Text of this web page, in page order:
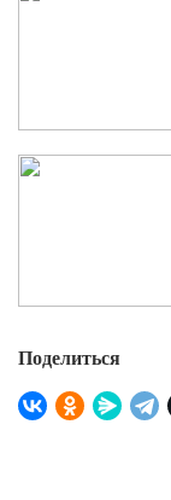
Поделиться